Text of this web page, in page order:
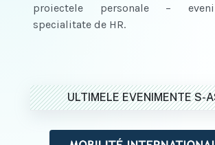
proiectele personale –
specialitate de HR.
ULTIMELE EVENIMENTE S-